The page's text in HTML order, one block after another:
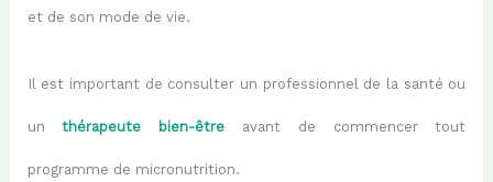
et de son mode de vie.
Il est important de consulter un professionnel de la santé ou
unthérapeute bien-être avant de commencer tout
programme de micronutrition.